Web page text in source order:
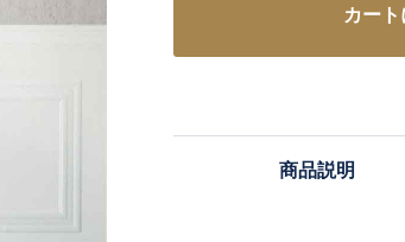
カー
商品説明